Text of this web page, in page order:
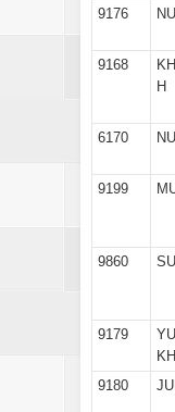
9176
9168
H
6170
9199
9860
9179
9180